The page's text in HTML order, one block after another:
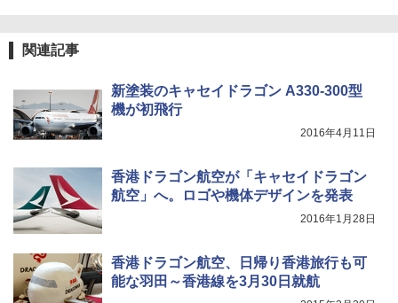
r Foundation コラボ Aフレーム メンズ レデ
ィース 帽子 スナップバック a-frame 9フォー
ティー男女兼用ユニセックス 夏用 日除けUV
【日本企業販売】超強力クマ対策スプレー 30
秒）射程5～10m 安全ロック搭載 携帯収納袋
付き ヒグマ・イノシシ対策 自治体・教育機
関の購入実績 登山・キャンプ・アウトドア・
防災用品 長期保存可能 緊急時用 日本国内発
関連記事
新塗装のキャセイドラゴン A330-300型
機が初飛行
2016年4月11日
香港ドラゴン航空が「キャセイドラゴン
航空」へ。ロゴや機体デザインを発表
2016年1月28日
香港ドラゴン航空、日帰り香港旅行も可
能な羽田～香港線を3月30日就航